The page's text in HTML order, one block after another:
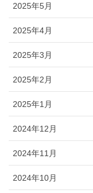
2025年5月
2025年4月
2025年3月
2025年2月
2025年1月
2024年12月
2024年11月
2024年10月